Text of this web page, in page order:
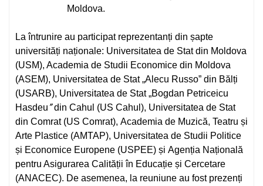
Moldova.
La întrunire au participat reprezentanți din șapte
universități naționale: Universitatea de Stat din Moldova
(USM), Academia de Studii Economice din Moldova
(ASEM), Universitatea de Stat „Alecu Russo” din Bălți
(USARB), Universitatea de Stat „Bogdan Petriceicu
Hasdeu”din Cahul (US Cahul), Universitatea de Stat
din Comrat (US Comrat), Academia de Muzică, Teatru și
Arte Plastice (AMTAP), Universitatea de Studii Politice
și Economice Europene (USPEE) și Agenția Națională
pentru Asigurarea Calității în Educație și Cercetare
(ANACEC). De asemenea, la reuniune au fost prezenți